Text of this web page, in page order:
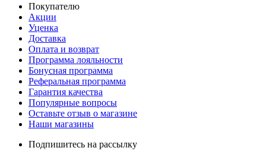
Покупателю
Акции
Уценка
Доставка
Оплата и возврат
Программа лояльности
Бонусная программа
Реферальная программа
Гарантия качества
Популярные вопросы
Оставьте отзыв о магазине
Наши магазины
Подпишитесь на рассылку